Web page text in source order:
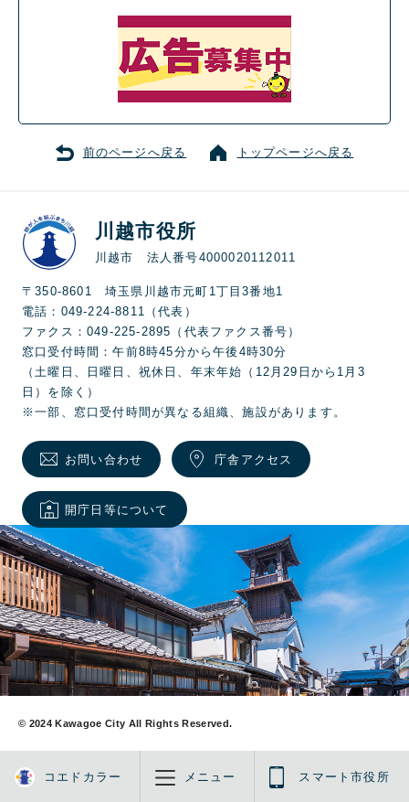
前のページへ戻る トップページへ戻る
コエドカラー メニュー スマート市役所
川越市役所
川越市 法人番号4000020112011
〒350-8601 埼玉県川越市元町1丁目3番地1
電話：049-224-8811（代表）
ファクス：049-225-2895（代表ファクス番号）
窓口受付時間：午前8時45分から午後4時30分
（土曜日、日曜日、祝休日、年末年始（12月29日から1月3
日）を除く）
※一部、窓口受付時間が異なる組織、施設があります。
お問い合わせ 庁舎アクセス
開庁日等について
© 2024 Kawagoe City All Rights Reserved.